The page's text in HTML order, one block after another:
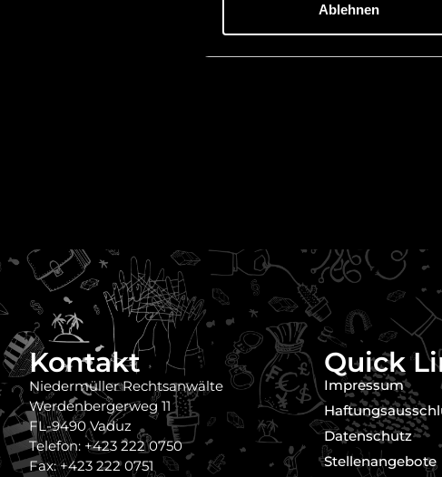
Ablehnen
Kontakt
Niedermüller Rechtsanwälte
Werdenbergerweg 11
FL-9490 Vaduz
Telefon: +423 222 0750
Fax: +423 222 0751
Quick
Impressum
Datenschutz
Stellenangebote